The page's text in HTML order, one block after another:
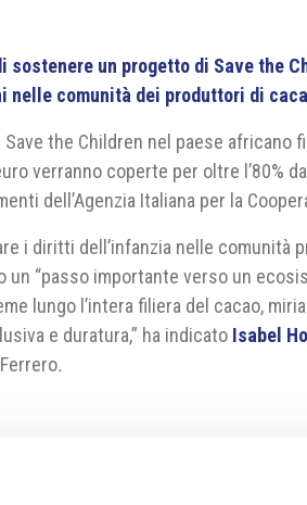
sostenere un progetto di Save the
nelle comunità dei produttori di
the Children nel paese africano
verranno coperte per oltre l’80%
dell’Agenzia Italiana per la
i diritti dell’infanzia nelle comunità
un “passo importante verso un
lungo l’intera filiera del cacao,
e duratura,” ha indicato Isabel
.